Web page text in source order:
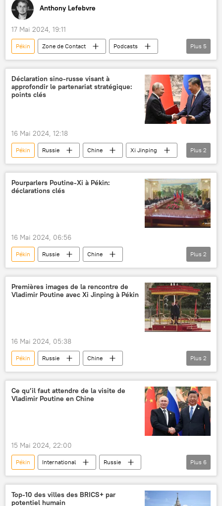
Anthony Lefebvre
17 Mai 2024, 19:11
Pékin Zone de Contact
Podcasts
Moscou
rencontre
géopolitique
intérêts nationaux
Occident
Plus 5
Déclaration sino-russe visant à
approfondir le partenariat stratégique:
points clés
16 Mai 2024, 12:18
Pékin Russie Chine
Xi Jinping
Vladimir Poutine
déclaration
Plus 2
Pourparlers Poutine-Xi à Pékin:
déclarations clés
16 Mai 2024, 06:56
Pékin Russie
Chine
Vladimir Poutine
Xi Jinping
Plus 2
Premières images de la rencontre de
Vladimir Poutine avec Xi Jinping à Pékin
16 Mai 2024, 05:38
Pékin Russie
Chine
Vladimir Poutine
Xi Jinping
Plus 2
Ce qu’il faut attendre de la visite de
Vladimir Poutine en Chine
15 Mai 2024, 22:00
Pékin International
Russie
Chine
Vladimir Poutine
Xi Jinping
visite d'Etat
coopération
Harbin
Plus 6
Top-10 des villes des BRICS+ par
potentiel humain